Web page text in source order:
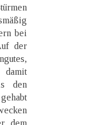
bei
der
den
dem